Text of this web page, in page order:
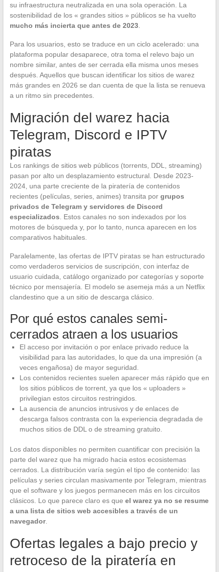
su infraestructura neutralizada en una sola operación. La
sostenibilidad de los « grandes sitios » públicos se ha vuelto
mucho más incierta que antes de 2023.
Para los usuarios, esto se traduce en un ciclo acelerado: una
plataforma popular desaparece, otra toma el relevo bajo un
nombre similar, antes de ser cerrada ella misma unos meses
después. Aquellos que buscan identificar los sitios de warez
más grandes en 2026 se dan cuenta de que la lista se renueva
a un ritmo sin precedentes.
Migración del warez hacia
Telegram, Discord e IPTV
piratas
Los rankings de sitios web públicos (torrents, DDL, streaming)
pasan por alto un desplazamiento estructural. Desde 2023-
2024, una parte creciente de la piratería de contenidos
recientes (películas, series, animes) transita por grupos
privados de Telegram y servidores de Discord
especializados . Estos canales no son indexados por los
motores de búsqueda y, por lo tanto, nunca aparecen en los
comparativos habituales.
Paralelamente, las ofertas de IPTV piratas se han estructurado
como verdaderos servicios de suscripción, con interfaz de
usuario cuidada, catálogo organizado por categorías y soporte
técnico por mensajería. El modelo se asemeja más a un Netflix
clandestino que a un sitio de descarga clásico.
Por qué estos canales semi-
cerrados atraen a los usuarios
El acceso por invitación o por enlace privado reduce la
visibilidad para las autoridades, lo que da una impresión (a
veces engañosa) de mayor seguridad.
Los contenidos recientes suelen aparecer más rápido que en
los sitios públicos de torrent, ya que los « uploaders »
privilegian estos circuitos restringidos.
La ausencia de anuncios intrusivos y de enlaces de
descarga falsos contrasta con la experiencia degradada de
muchos sitios de DDL o de streaming gratuito.
Los datos disponibles no permiten cuantificar con precisión la
parte del warez que ha migrado hacia estos ecosistemas
cerrados. La distribución varía según el tipo de contenido: las
películas y series circulan masivamente por Telegram, mientras
que el software y los juegos permanecen más en los circuitos
clásicos. Lo que parece claro es que el warez ya no se resume
a una lista de sitios web accesibles a través de un
navegador.
Ofertas legales a bajo precio y
retroceso de la piratería en